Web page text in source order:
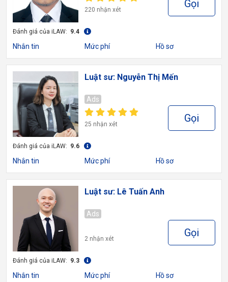
220 nhận xét Gọi
Đánh giá của iLAW: 9.4
Nhắn tin Mức phí Hồ sơ
Luật sư: Nguyễn Thị Mến
Ads
25 nhận xét Gọi
Đánh giá của iLAW: 9.6
Nhắn tin Mức phí Hồ sơ
Luật sư: Lê Tuấn Anh
Ads
2 nhận xét Gọi
Đánh giá của iLAW: 9.3
Nhắn tin Mức phí Hồ sơ